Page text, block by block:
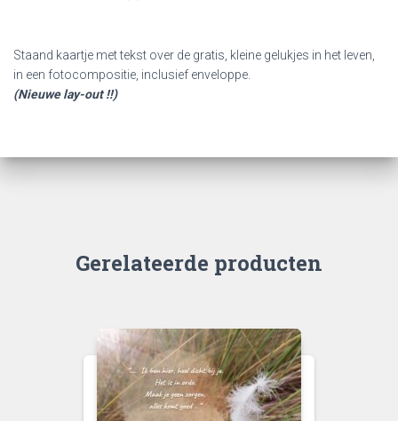
Staand kaartje met tekst over de gratis, kleine gelukjes in het leven,
in een fotocompositie, inclusief enveloppe.
(Nieuwe lay-out !!)
Gerelateerde producten